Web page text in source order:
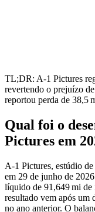
TL;DR: A-1 Pictures
revertendo o prejuízo
reportou perda de 38,5
Qual foi o
Pictures em
A-1 Pictures, estúdio
em 29 de junho de
líquido de 91,649 mi de
resultado vem após um
no ano anterior. O